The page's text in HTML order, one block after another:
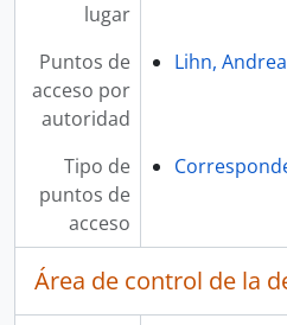
lugar
Puntos de
acceso por
autoridad
Lihn, Andrea
Tipo de
puntos de
acceso
Área de control de la